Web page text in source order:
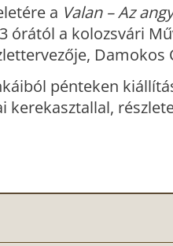
a Valan – Az
órától a kolozsvári
Damokos
pénteken
kerekasztallal,